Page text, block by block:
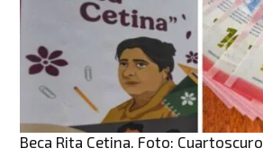
Beca Rita Cetina. Foto: Cuartoscuro.